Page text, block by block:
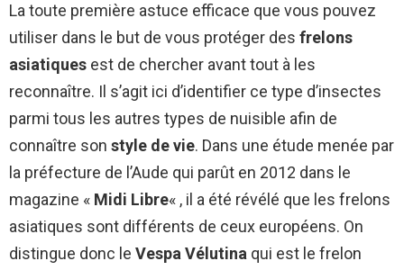
La toute première astuce efficace que vous pouvez
utiliser dans le but de vous protéger des frelons
asiatiques est de chercher avant tout à les
reconnaître. Il s’agit ici d’identifier ce type d’insectes
parmi tous les autres types de nuisible afin de
connaître son style de vie. Dans une étude menée par
la préfecture de l’Aude qui parût en 2012 dans le
magazine « Midi Libre« , il a été révélé que les frelons
asiatiques sont différents de ceux européens. On
distingue donc le Vespa Vélutina qui est le frelon